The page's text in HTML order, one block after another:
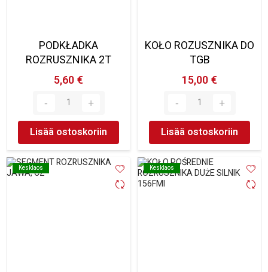
PODKŁADKA
ROZRUSZNIKA 2T
5,60 €
Lisää ostoskoriin
KOŁO ROZUSZNIKA DO
TGB
15,00 €
Lisää ostoskoriin
Kesklaos
Kesklaos Kesklaos
Kesklaos